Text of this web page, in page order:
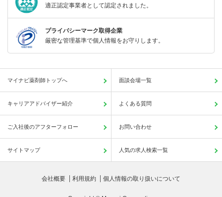
適正認定事業者として認定されました。
プライバシーマーク取得企業
厳密な管理基準で個人情報をお守りします。
マイナビ薬剤師トップへ 面談会場一覧
キャリアアドバイザー紹介 よくある質問
ご入社後のアフターフォロー お問い合わせ
サイトマップ 人気の求人検索一覧
会社概要 利用規約 個人情報の取り扱いについて